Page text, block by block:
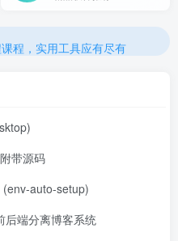
程，实用工具应有尽有
带源码
auto-setup)
后端分离博客系统